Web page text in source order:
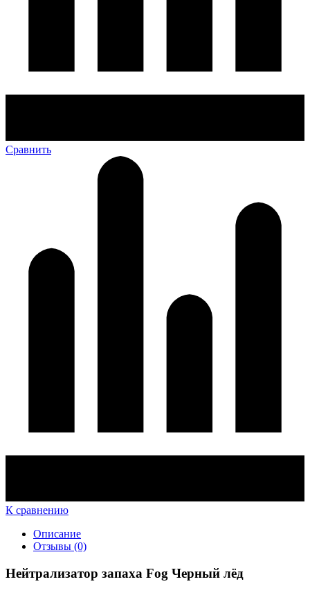
Сравнить
К сравнению
Описание
Отзывы (0)
Нейтрализатор запаха Fog Черный лёд